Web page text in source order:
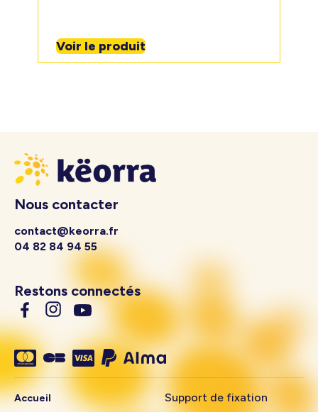
Voir le produit
Nous contacter
contact@keorra.fr
04 82 84 94 55
Restons connectés
Accueil Support de fixation